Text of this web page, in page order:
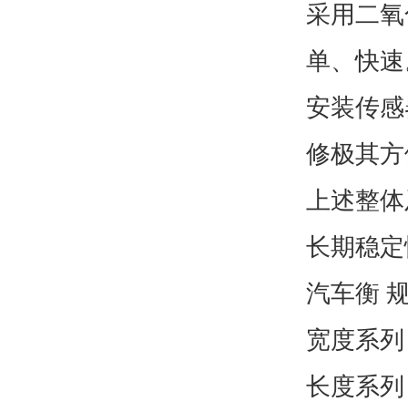
采用二
单、快
安装传
修极其
上述整
长期稳
汽车衡
宽度系
长度系列